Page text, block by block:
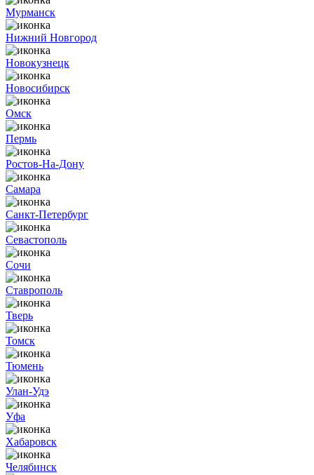
Мурманск
Нижний Новгород
Новокузнецк
Новосибирск
Омск
Пермь
Ростов-На-Дону
Самара
Санкт-Петербург
Севастополь
Сочи
Ставрополь
Тверь
Томск
Тюмень
Улан-Удэ
Уфа
Хабаровск
Челябинск